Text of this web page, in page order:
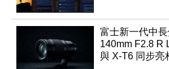
富士新一代中
140mm F2.8 R
與 X-T6 同步亮